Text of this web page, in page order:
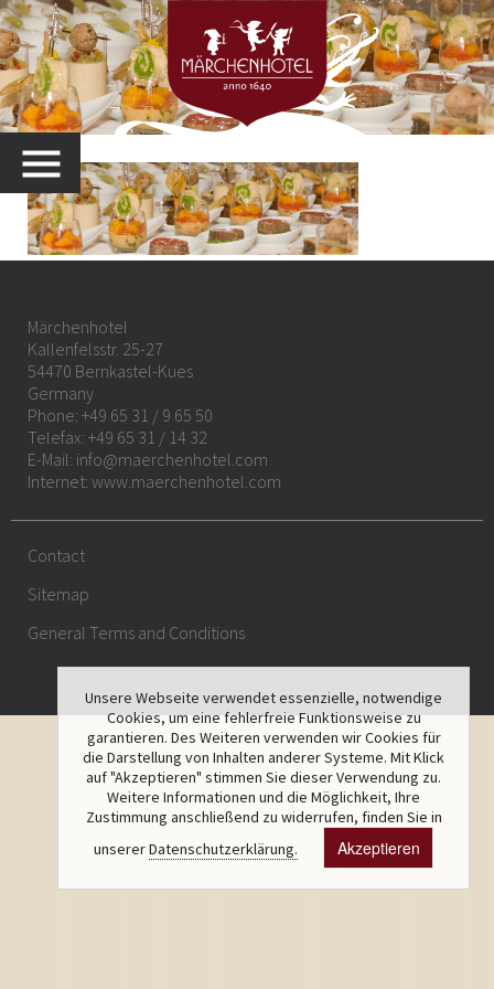
MENU
Märchenhotel
Kallenfelsstr. 25-27
54470 Bernkastel-Kues
Germany
Phone: +49 65 31 / 9 65 50
Telefax: +49 65 31 / 14 32
E-Mail: info@maerchenhotel.com
Internet: www.maerchenhotel.com
Contact
Sitemap
General Terms and Conditions
Unsere Webseite verwendet essenzielle, notwendige
Cookies, um eine fehlerfreie Funktionsweise zu
garantieren. Des Weiteren verwenden wir Cookies für
die Darstellung von Inhalten anderer Systeme. Mit Klick
auf "Akzeptieren" stimmen Sie dieser Verwendung zu.
Weitere Informationen und die Möglichkeit, Ihre
Zustimmung anschließend zu widerrufen, finden Sie in
unsererDatenschutzerklärung. Akzeptieren